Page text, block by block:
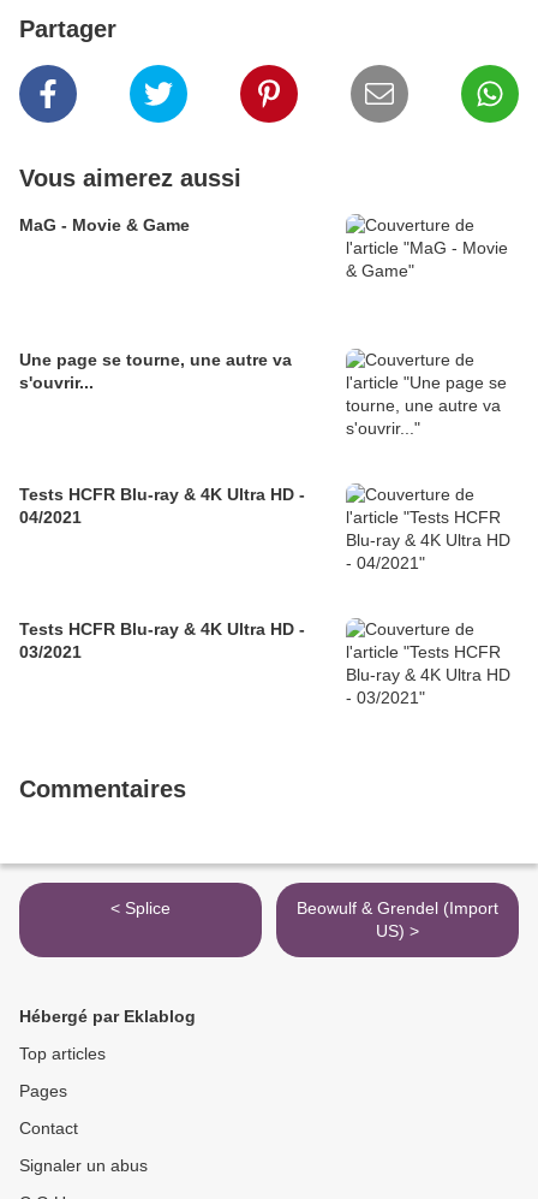
Partager
Vous aimerez aussi
MaG - Movie & Game
Une page se tourne, une autre va
s'ouvrir...
Tests HCFR Blu-ray & 4K Ultra HD -
04/2021
Tests HCFR Blu-ray & 4K Ultra HD -
03/2021
Commentaires
< Splice
Beowulf & Grendel (Import
US) >
Hébergé par Eklablog
Top articles
Pages
Contact
Signaler un abus